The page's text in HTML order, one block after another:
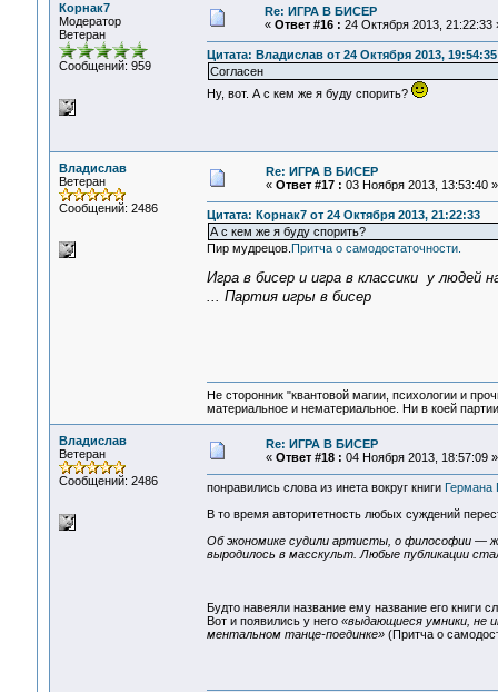
Корнак7
Модератор
Ветеран
Сообщений: 959
Re: ИГРА В БИСЕР
« Ответ #16 : 24 Октября 2013, 21:22:33
Цитата: Владислав от 24 Октября 2013, 19:54:35
Согласен
Ну, вот. А с кем же я буду спорить?
Владислав
Ветеран
Сообщений: 2486
Re: ИГРА В БИСЕР
« Ответ #17 : 03 Ноября 2013, 13:53:40 »
Цитата: Корнак7 от 24 Октября 2013, 21:22:33
А с кем же я буду спорить?
Пир мудрецов. Притча о самодостаточности.
Игра в бисер и игра в классики у людей
... Партия игры в бисер
Не сторонник "квантовой магии, психологии и
материальное и нематериальное. Ни в коей
Владислав
Ветеран
Сообщений: 2486
Re: ИГРА В БИСЕР
« Ответ #18 : 04 Ноября 2013, 18:57:09 »
понравились слова из инета вокруг книги Германа
В то время авторитетность любых суждений
Об экономике судили артисты, о философии —
выродилось в масскульт. Любые публикации
Будто навеяли название ему название его
Вот и появились у него «выдающиеся умники, не
ментальном танце-поединке» (Притча о